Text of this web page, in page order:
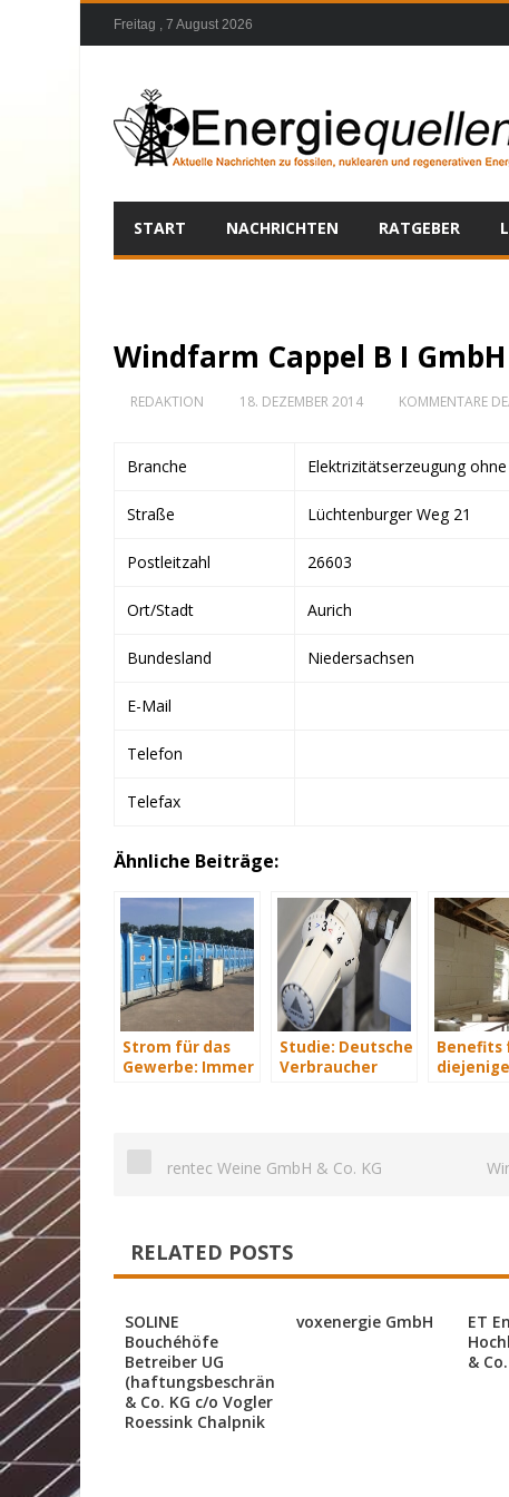
Freitag , 7 August 2026
START NACHRICHTEN RATGEBER
Windfarm Cappel B I GmbH
REDAKTION 18. DEZEMBER 2014 KOMMENTARE
Branche Elektrizitätserzeugung
Straße Lüchtenburger Weg 21
Postleitzahl 26603
Ort/Stadt Aurich
Bundesland Niedersachsen
E-Mail
Telefon
Telefax
Ähnliche Beiträge:
Strom für das
Gewerbe: Immer
Studie: Deutsche
Verbraucher
Benefits
rentec Weine GmbH & Co. KG
RELATED POSTS
SOLINE
Bouchéhöfe
Betreiber UG
(haftungsbeschränkt)
& Co. KG c/o Vogler
Roessink Chalpnik
voxenergie GmbH
ET
&